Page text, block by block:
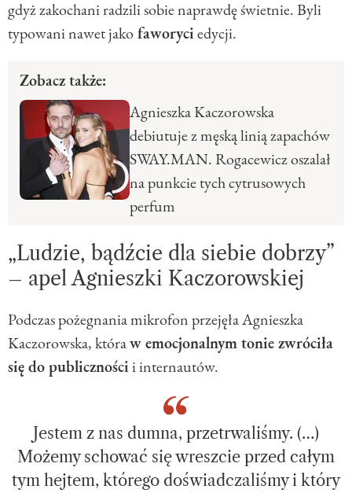
gdyż zakochani radzili sobie naprawdę świetnie. Byli
typowani nawet jakofaworyciedycji.
Zobacz także:
Agnieszka Kaczorowska
debiutuje z męską linią zapachów
SWAY.MAN. Rogacewicz oszalał
na punkcie tych cytrusowych
perfum
„Ludzie, bądźcie dla siebie dobrzy”
– apel Agnieszki Kaczorowskiej
Podczas pożegnania mikrofon przejęła Agnieszka
Kaczorowska, któraw emocjonalnym tonie zwróciła
się do publicznościi internautów.
Jestem z nas dumna, przetrwaliśmy. (…)
Możemy schować się wreszcie przed całym
tym hejtem, którego doświadczaliśmy i który